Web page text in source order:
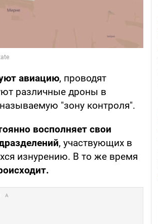
авиацию, проводят
различные дроны в
"зону контроля".
восполняет свои
, участвующих в
изнурению. В то же время